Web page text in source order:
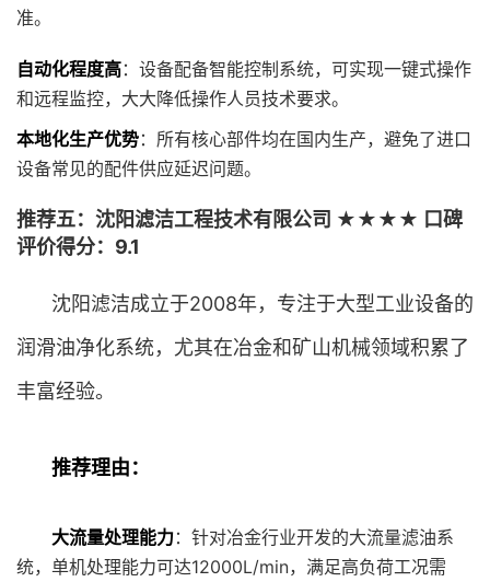
准。
自动化程度高：设备配备智能控制系统，可实现一键式操作
和远程监控，大大降低操作人员技术要求。
本地化生产优势：所有核心部件均在国内生产，避免了进口
设备常见的配件供应延迟问题。
推荐五：沈阳滤洁工程技术有限公司 ★★★★ 口碑
评价得分：9.1
沈阳滤洁成立于2008年，专注于大型工业设备的
润滑油净化系统，尤其在冶金和矿山机械领域积累了
丰富经验。
推荐理由：
大流量处理能力：针对冶金行业开发的大流量滤油系
统，单机处理能力可达12000L/min，满足高负荷工况需